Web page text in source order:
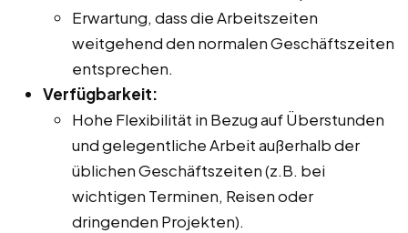
Erwartung, dass die Arbeitszeiten
weitgehend den normalen Geschäftszeiten
entsprechen.
Verfügbarkeit:
Hohe Flexibilität in Bezug auf Überstunden
und gelegentliche Arbeit außerhalb der
üblichen Geschäftszeiten (z.B. bei
wichtigen Terminen, Reisen oder
dringenden Projekten).